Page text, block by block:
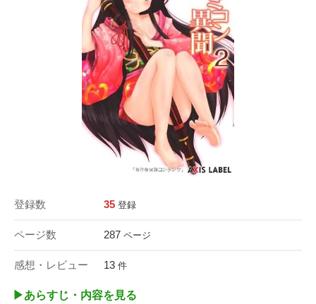
登録数 35 登録
ページ数 287 ページ
感想・レビュー 13 件
▶︎あらすじ・内容を見る